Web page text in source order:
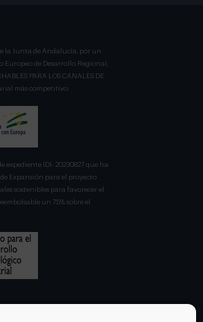
la Junta de Andalucía, por un
de Desarrollo Regional,
PARA LOS CANALES DE
más competitivo.
expediente IDI- 20230827 que ha
Expansión para el proyecto
sostenibles para favorecer el
un 75% sobre el